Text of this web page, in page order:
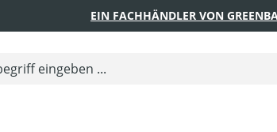
EIN FACHHÄNDLER VON